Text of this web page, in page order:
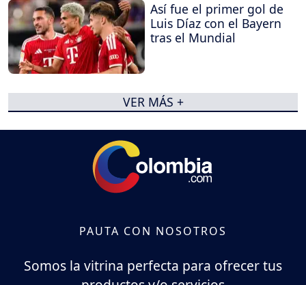
Así fue el primer gol de
Luis Díaz con el Bayern
tras el Mundial
VER MÁS +
PAUTA CON NOSOTROS
Somos la vitrina perfecta para ofrecer tus